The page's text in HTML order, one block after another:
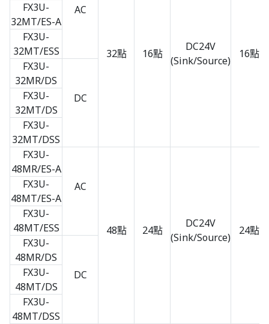
AC
32點 16點
DC24V
(Sink/Source)
16點
FX3U-
32MT/ES-A
FX3U-
32MT/ESS
FX3U-
32MR/DS
DC
FX3U-
32MT/DS
FX3U-
32MT/DSS
FX3U-
48MR/ES-A
AC
48點 24點
DC24V
(Sink/Source)
24點
FX3U-
48MT/ES-A
FX3U-
48MT/ESS
FX3U-
48MR/DS
DC
FX3U-
48MT/DS
FX3U-
48MT/DSS